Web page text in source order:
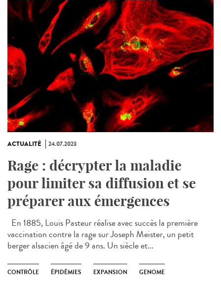
ACTUALITÉ 24.07.2023
Rage : décrypter la maladie
pour limiter sa diffusion et se
préparer aux émergences
En 1885, Louis Pasteur réalise avec succès la première
vaccination contre la rage sur Joseph Meister, un petit
berger alsacien âgé de 9 ans. Un siècle et...
CONTRÔLE ÉPIDÉMIES EXPANSION GENOME